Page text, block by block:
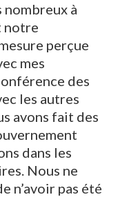
nombreux à
notre
perçue
mes
des
les autres
avons fait des
dans les
Nous ne
n’avoir pas été